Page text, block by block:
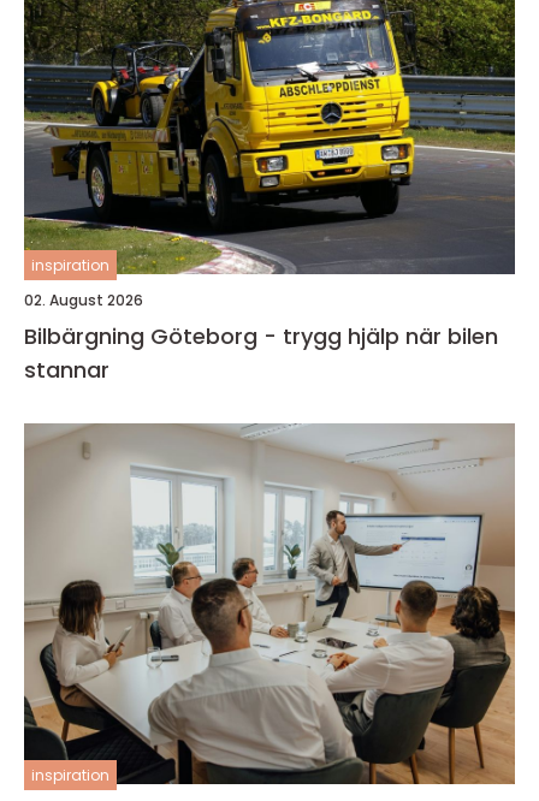
inspiration
02. August 2026
Bilbärgning Göteborg - trygg hjälp när bilen
stannar
inspiration